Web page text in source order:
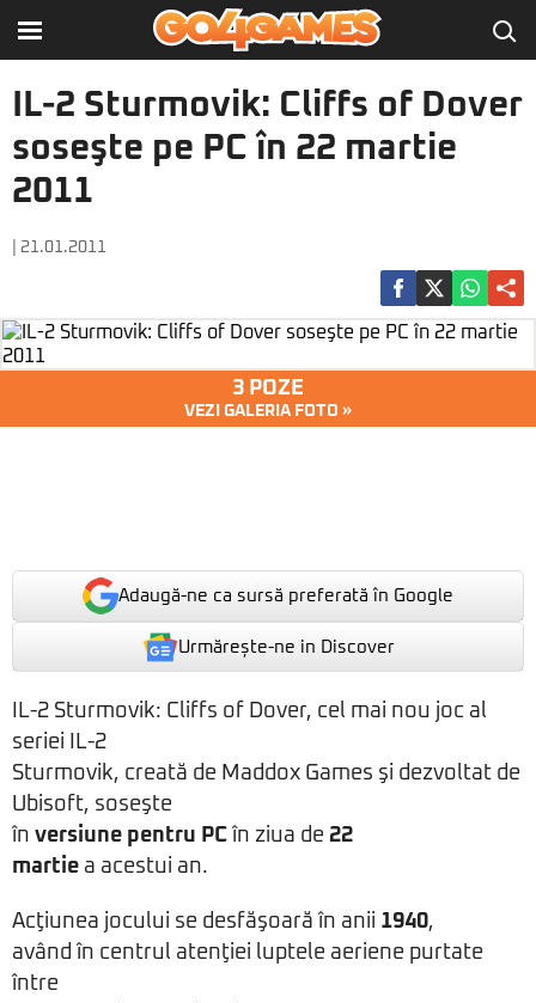
IL-2 Sturmovik: Cliffs of Dover
soseşte pe PC în 22 martie
2011
| 21.01.2011
3 POZE
VEZI GALERIA FOTO »
Adaugă-ne ca sursă preferată în Google
Urmărește-ne in Discover
IL-2 Sturmovik: Cliffs of Dover, cel mai nou joc al
seriei IL-2
Sturmovik, creată de Maddox Games şi dezvoltat de
Ubisoft, soseşte
în versiune pentru PC în ziua de 22
martie a acestui an.
Acţiunea jocului se desfăşoară în anii 1940,
având în centrul atenţiei luptele aeriene purtate
între